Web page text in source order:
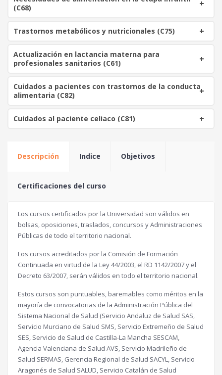
6
€
€
(C68)
Trastornos metabólicos y nutricionales (C75)
Actualización en lactancia materna para
profesionales sanitarios (C61)
Cuidados a pacientes con trastornos de la conducta
alimentaria (C82)
Cuidados al paciente celiaco (C81)
Descripción Indice Objetivos
Certificaciones del curso
Los cursos certificados por la Universidad son válidos en
bolsas, oposiciones, traslados, concursos y Administraciones
Públicas de todo el territorio nacional.
Los cursos acreditados por la Comisión de Formación
Continuada en virtud de la Ley 44/2003, el RD 1142/2007 y el
Decreto 63/2007, serán válidos en todo el territorio nacional.
Estos cursos son puntuables, baremables como méritos en la
mayoría de convocatorias de la Administración Pública del
Sistema Nacional de Salud (Servicio Andaluz de Salud SAS,
Servicio Murciano de Salud SMS, Servicio Extremeño de Salud
SES, Servicio de Salud de Castilla-La Mancha SESCAM,
Agencia Valenciana de Salud AVS, Servicio Madrileño de
Salud SERMAS, Gerencia Regional de Salud SACYL, Servicio
Aragonés de Salud SALUD, Servicio Catalán de Salud